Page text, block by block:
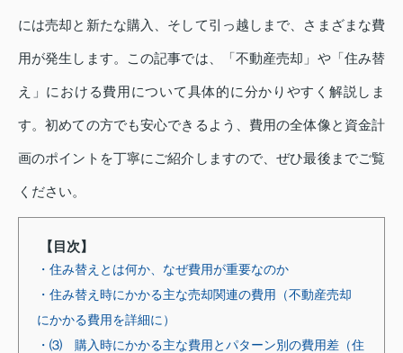
には売却と新たな購入、そして引っ越しまで、さまざまな費
用が発生します。この記事では、「不動産売却」や「住み替
え」における費用について具体的に分かりやすく解説しま
す。初めての方でも安心できるよう、費用の全体像と資金計
画のポイントを丁寧にご紹介しますので、ぜひ最後までご覧
ください。
【目次】
・住み替えとは何か、なぜ費用が重要なのか
・住み替え時にかかる主な売却関連の費用（不動産売却
にかかる費用を詳細に）
・⑶ 購入時にかかる主な費用とパターン別の費用差（住